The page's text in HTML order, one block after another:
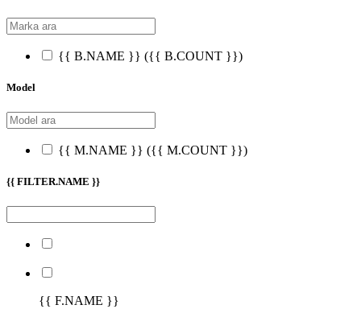
{{ B.NAME }} ({{ B.COUNT }})
Model
{{ M.NAME }} ({{ M.COUNT }})
{{ FILTER.NAME }}
{{ F.NAME }}